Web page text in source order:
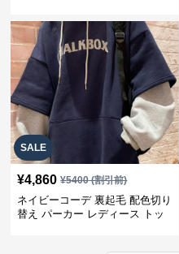
SALE
¥4,860 ¥5400(割引前)
ネイビーコーデ 裏起毛 配色切り
替え パーカー レディース トッ